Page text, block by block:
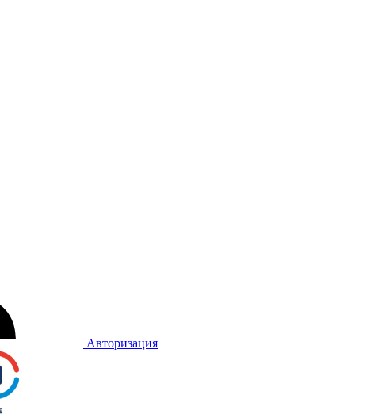
Авторизация